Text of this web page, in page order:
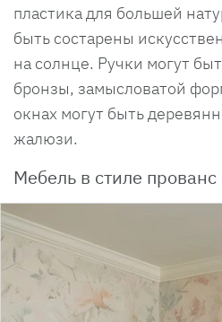
пластика для большей
быть состарены
на солнце. Ручки могут
бронзы, замысловатой
окнах могут быть
жалюзи.
Мебель в стиле прованс